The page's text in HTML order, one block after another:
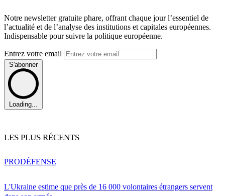
Notre newsletter gratuite phare, offrant chaque jour l’essentiel de
l’actualité et de l’analyse des institutions et capitales européennes.
Indispensable pour suivre la politique européenne.
Entrez votre email
S'abonner
Loading...
LES PLUS RÉCENTS
L'Ukraine estime que près de 16 000 volontaires étrangers servent
PRODÉFENSE